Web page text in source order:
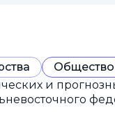
Общество
и